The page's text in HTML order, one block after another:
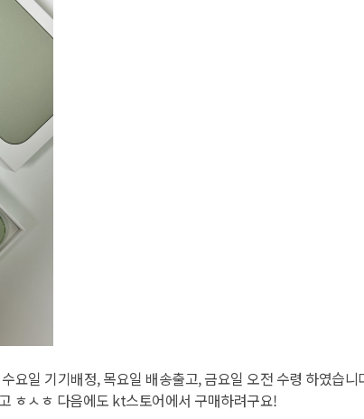
요일 기기배정, 목요일 배송출고, 금요일 오전 수령 하였
ㅎㅅㅎ 다음에도 kt스토어에서 구매하려구요!